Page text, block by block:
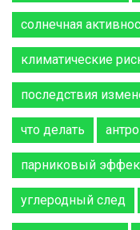
солнечная
климатические
последствия
что делать
парниковый
углеродный след